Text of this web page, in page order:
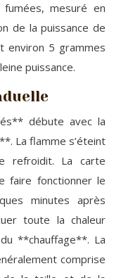
mesuré en
de la puissance de
5 grammes
puissance.
débute avec la
La flamme s’éteint
refroidit. La carte
faire fonctionner le
minutes après
toute la chaleur
**chauffage**. La
comprise